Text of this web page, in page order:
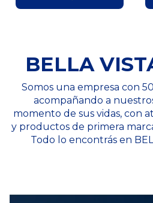
BELLA
Somos una empresa con
acompañando a
momento de sus vidas, con
y productos de primera
Todo lo encontrás en